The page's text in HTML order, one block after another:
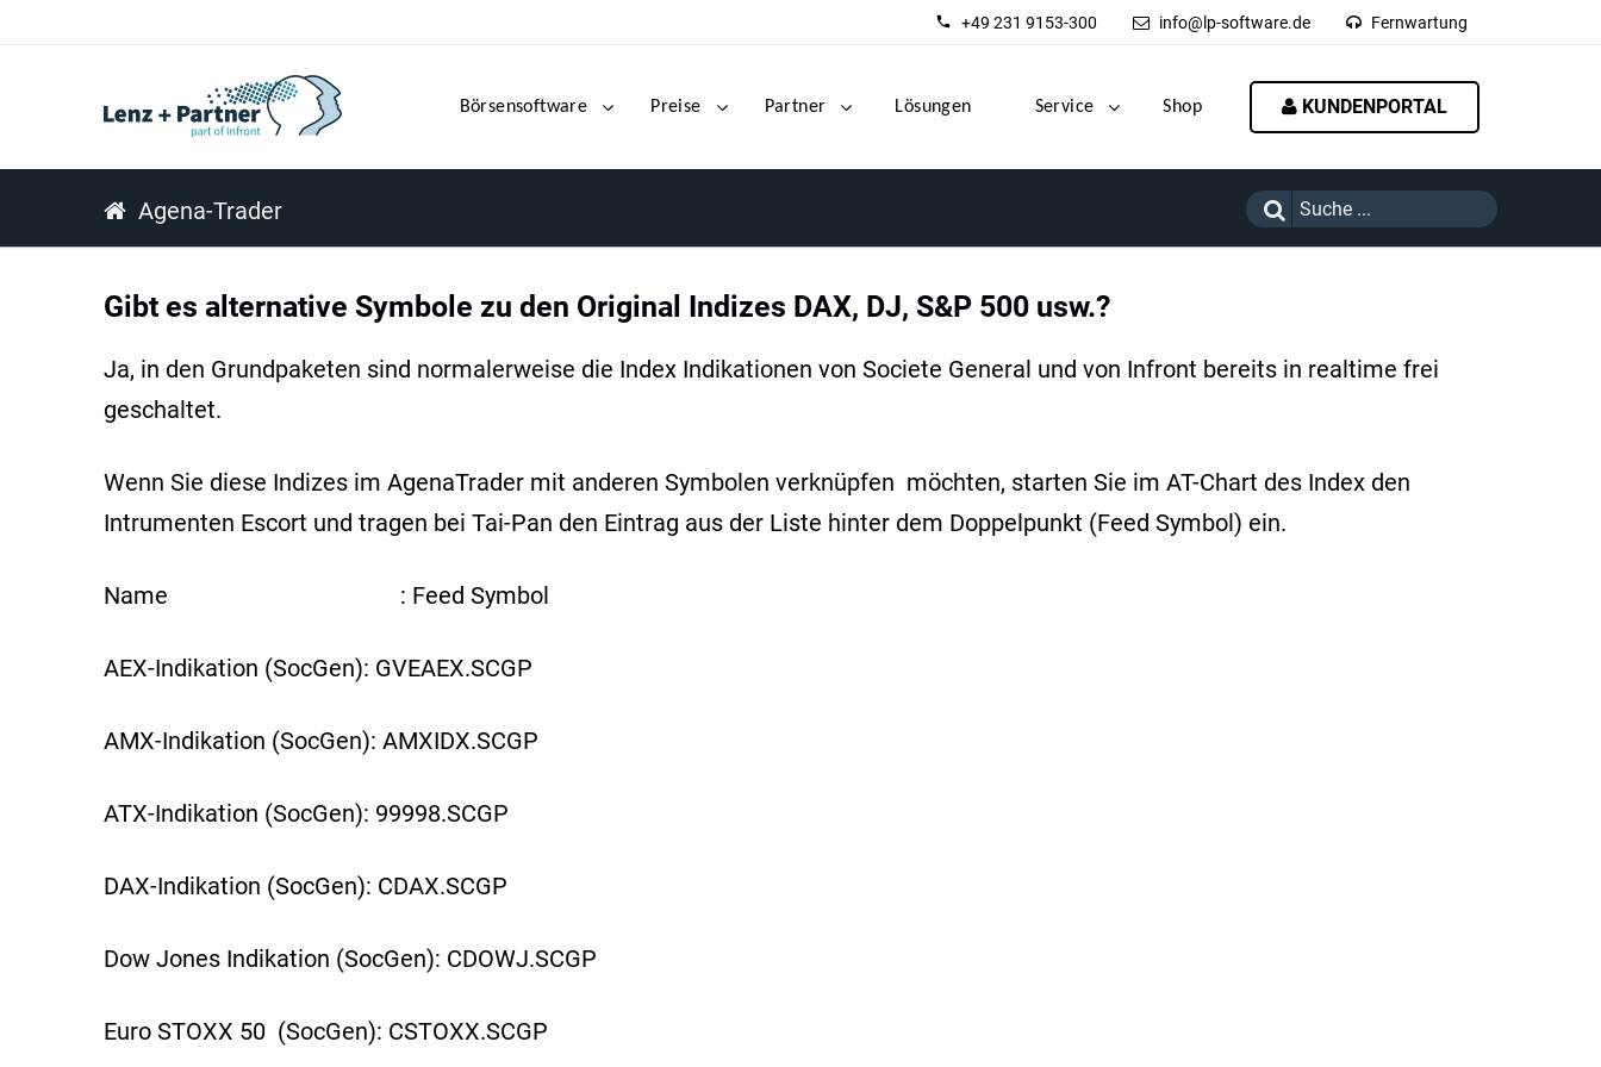
+49 231 9153-300 info@lp-software.de Fernwartung
Börsensoftware Preise Partner Lösungen Service Shop KUNDENPORTAL
Agena-Trader
Gibt es alternative Symbole zu den Original Indizes DAX, DJ, S&P 500 usw.?
Ja, in den Grundpaketen sind normalerweise die Index Indikationen von Societe General und von Infront bereits in realtime frei
geschaltet.
Wenn Sie diese Indizes im AgenaTrader mit anderen Symbolen verknüpfen möchten, starten Sie im AT-Chart des Index den
Intrumenten Escort und tragen bei Tai-Pan den Eintrag aus der Liste hinter dem Doppelpunkt (Feed Symbol) ein.
Name : Feed Symbol
AEX-Indikation (SocGen): GVEAEX.SCGP
AMX-Indikation (SocGen): AMXIDX.SCGP
ATX-Indikation (SocGen): 99998.SCGP
DAX-Indikation (SocGen): CDAX.SCGP
Dow Jones Indikation (SocGen): CDOWJ.SCGP
Euro STOXX 50 (SocGen): CSTOXX.SCGP